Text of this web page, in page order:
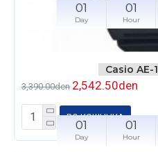
01
Day
01
Hour
Casio AE-
3,390.00den 2,542.50den
ВО КОШНЧКА
01
Day
01
Hour